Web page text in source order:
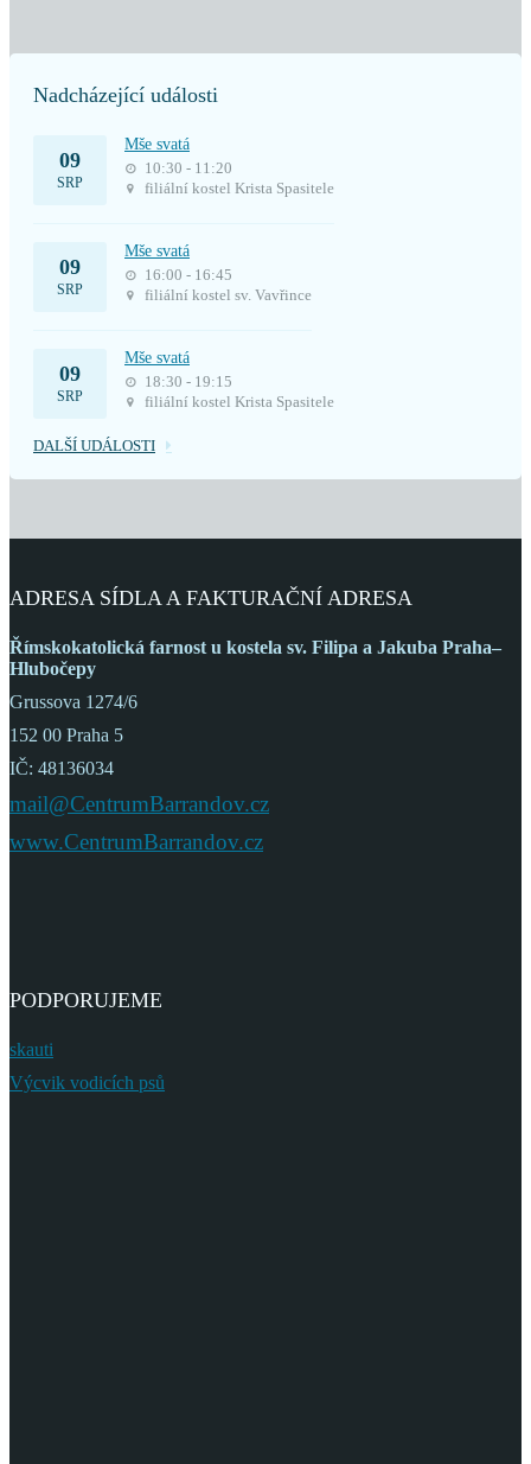
Nadcházející události
09
SRP
Mše svatá
10:30 - 11:20
filiální kostel Krista Spasitele
09
SRP
Mše svatá
16:00 - 16:45
filiální kostel sv. Vavřince
09
SRP
Mše svatá
18:30 - 19:15
filiální kostel Krista Spasitele
DALŠÍ UDÁLOSTI
ADRESA SÍDLA A FAKTURAČNÍ ADRESA
Římskokatolická farnost u kostela sv. Filipa a Jakuba Praha–
Hlubočepy
Grussova 1274/6
152 00 Praha 5
IČ: 48136034
mail@CentrumBarrandov.cz
www.CentrumBarrandov.cz
PODPORUJEME
skauti
Výcvik vodicích psů